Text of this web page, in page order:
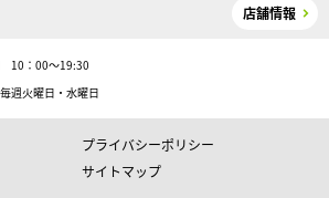
店舗情報
10：00～19:30
週火曜日・水曜日
プライバシーポリシー
サイトマップ